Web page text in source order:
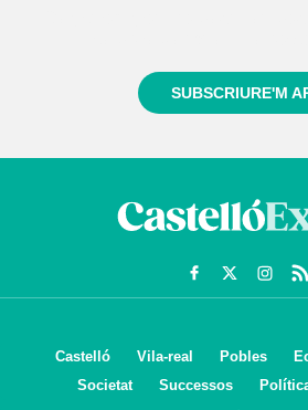
SUBSCRIURE'M
Castelló Vila-real Pobles
Societat
Successos